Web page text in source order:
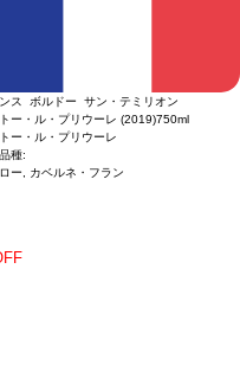
ス ボルドー サン・テミリオン
ー・ル・プリウーレ (2019)750ml
ー・ル・プリウーレ
種:
ー, カベルネ・フラン